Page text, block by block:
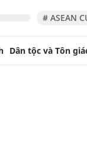
# ASEAN
Dân tộc và Tôn